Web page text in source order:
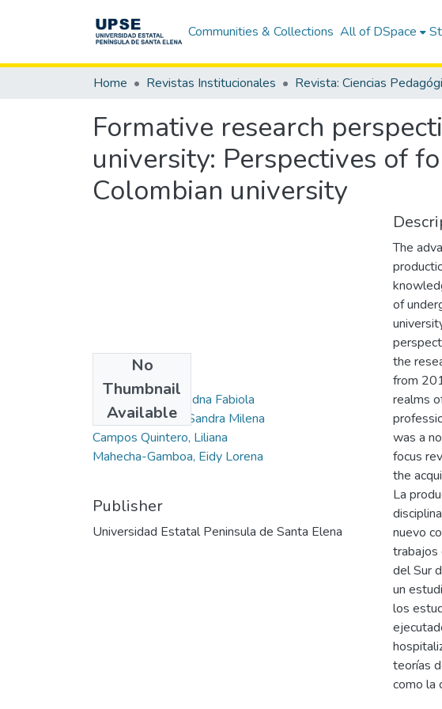
Communities & Collections All of DSpace
Home Revistas Institucionales
Formative research
university: Perspectives of
Colombian university
No
Thumbnail
Available
Authors
Galán-González, Edna Fabiola
Mesa Rodríguez, Sandra Milena
Campos Quintero, Liliana
Mahecha-Gamboa, Eidy Lorena
Publisher
Universidad Estatal Peninsula de Santa Elena
The
of
the
from
realms
was a
focus
the
La
nuevo
trabajos
del Sur
un
los
teorías
como la